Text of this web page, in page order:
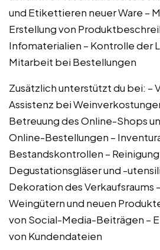
und Etikettieren neuer Ware –
Erstellung von
Infomaterialien – Kontrolle der
Mitarbeit bei Bestellungen
Zusätzlich unterstützt du bei: –
Assistenz bei
Betreuung des Online-Shops
Online-Bestellungen –
Bestandskontrollen –
Degustationsgläser und -
Dekoration des Verkaufsraums
Weingütern und neuen
von Social-Media-Beiträgen –
von Kundendateien